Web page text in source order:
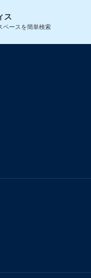
ス
ペースを簡単検索